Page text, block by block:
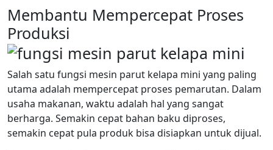
Membantu Mempercepat Proses
Produksi
Salah satu fungsi mesin parut kelapa mini yang paling
utama adalah mempercepat proses pemarutan. Dalam
usaha makanan, waktu adalah hal yang sangat
berharga. Semakin cepat bahan baku diproses,
semakin cepat pula produk bisa disiapkan untuk dijual.